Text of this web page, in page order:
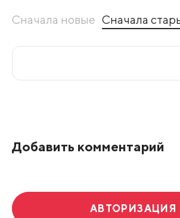
Сначала новые Сначала
Добавить комментарий
АВТОРИЗАЦИЯ